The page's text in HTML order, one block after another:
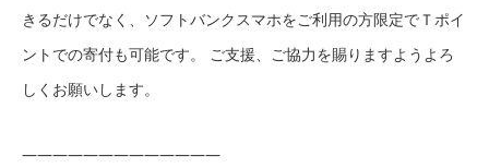
きるだけでなく、ソフトバンクスマホをご利用の方限定でＴポイ
ントでの寄付も可能です。 ご支援、ご協力を賜りますようよろ
しくお願いします。
—————————————